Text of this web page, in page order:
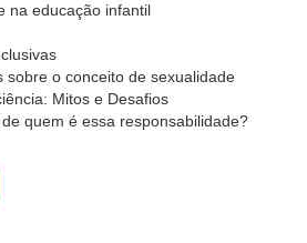
na educação infantil
sobre o conceito de sexualidade
Mitos e Desafios
quem é essa responsabilidade?